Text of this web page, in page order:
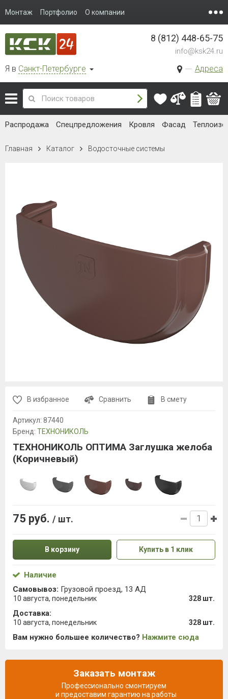
Монтаж Портфолио О компании
Я в Санкт-Петербурге Адреса
8 (812) 448-65-75
info@ksk24.ru
Распродажа Спецпредложения Кровля Фасад
Главная Каталог Водосточные системы
В избранное Сравнить В смету
Артикул: 87440
Бренд: ТЕХНОНИКОЛЬ
ТЕХНОНИКОЛЬ ОПТИМА Заглушка желоба
(Коричневый)
75 руб. / шт.
В корзину Купить в 1 клик
Наличие
Самовывоз: Грузовой проезд, 13 АД
10 августа, понедельник 328 шт.
Доставка:
10 августа, понедельник 328 шт.
Вам нужно большее количество? Нажмите сюда
Заказать монтаж
Профессионально смонтируем
и предоставим гарантию на работы